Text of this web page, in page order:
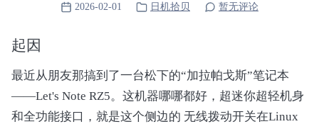
2026-02-01 日机拾贝 暂无评论
起因
最近从朋友那搞到了一台松下的“加拉帕戈斯”笔记本
——Let's Note RZ5。这机器哪哪都好，超迷你超轻机身
和全功能接口，就是这个侧边的 无线拨动开关在Linux